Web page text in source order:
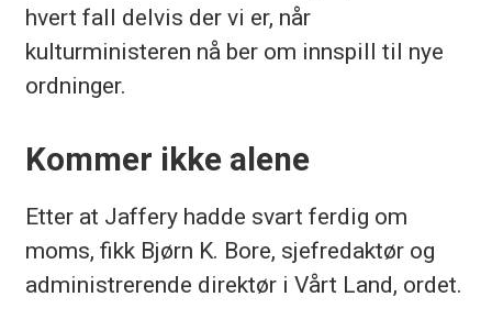
hvert fall delvis der vi er, når
kulturministeren nå ber om innspill til nye
ordninger.
Kommer ikke alene
Etter at Jaffery hadde svart ferdig om
moms, fikk Bjørn K. Bore, sjefredaktør og
administrerende direktør i Vårt Land, ordet.